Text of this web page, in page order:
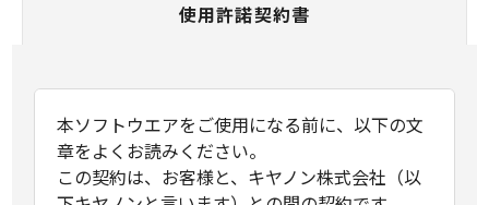
使用許諾契約書
本ソフトウエアをご使用になる前に、以下の文
章をよくお読みください。
この契約は、お客様と、キヤノン株式会社（以